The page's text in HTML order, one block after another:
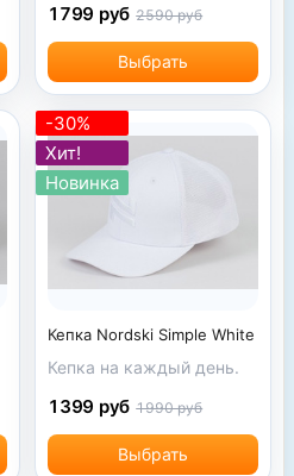
Выбрать
1799 руб 2590 руб
-30%
Хит!
Новинка
Кепка Nordski Simple White
Кепка на каждый день.
Выбрать
1399 руб 1990 руб